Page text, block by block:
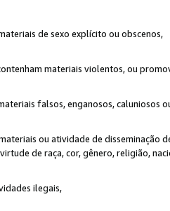
de sexo explícito ou obscenos,
materiais violentos, ou
falsos, enganosos, caluniosos
ou atividade de disseminação
de raça, cor, gênero, religião,
ilegais,